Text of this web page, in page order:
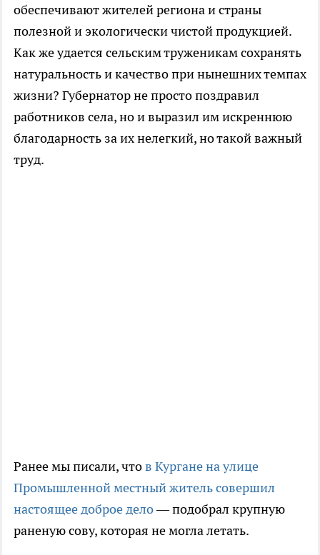
обеспечивают жителей региона и страны
полезной и экологически чистой продукцией.
Как же удается сельским труженикам сохранять
натуральность и качество при нынешних темпах
жизни? Губернатор не просто поздравил
работников села, но и выразил им искреннюю
благодарность за их нелегкий, но такой важный
труд.
Ранее мы писали, чтов Кургане на улице
Промышленной местный житель совершил
настоящее доброе дело— подобрал крупную
раненую сову, которая не могла летать.